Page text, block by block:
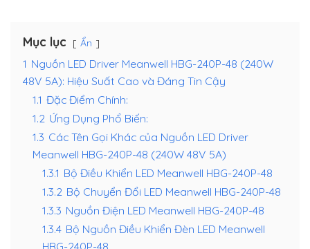
Mục lục Ẩn
1 Nguồn LED Driver Meanwell HBG-240P-48 (240W
48V 5A): Hiệu Suất Cao và Đáng Tin Cậy
1.1 Đặc Điểm Chính:
1.2 Ứng Dụng Phổ Biến:
1.3 Các Tên Gọi Khác của Nguồn LED Driver
Meanwell HBG-240P-48 (240W 48V 5A)
1.3.1 Bộ Điều Khiển LED Meanwell HBG-240P-48
1.3.2 Bộ Chuyển Đổi LED Meanwell HBG-240P-48
1.3.3 Nguồn Điện LED Meanwell HBG-240P-48
1.3.4 Bộ Nguồn Điều Khiển Đèn LED Meanwell
HBG-240P-48